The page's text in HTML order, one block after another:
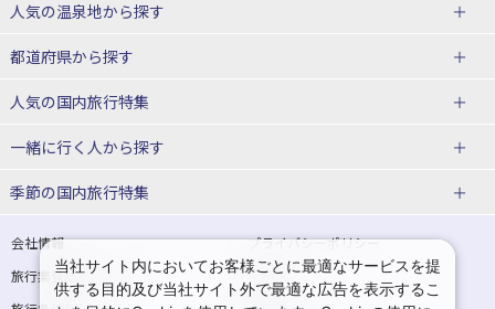
東北
青森県
宮城県
山形県
関東
埼玉県 千葉県
北海道ホテル・旅館
青森県ホテル・旅館
宮城県ホテル・旅館
山形県ホテル・旅館
東京都ホテル・旅館 神奈川県ホテル・旅館
人気の温泉地から探す
北海道
湯の川温泉(北海道)
十勝川温泉(北海道)
洞爺湖温泉(北海道)
層雲峡温泉(北海道) 知床温泉(北海道)
東北
都道府県から探す
北海道旅行・ツアー
東北
青森旅行・ツアー 岩手旅行・ツアー
宮城旅行・ツアー 秋田旅行・ツアー
人気の国内旅行特集
東京ディズニーリゾート®への旅
ユニバーサル・スタジオ・ジャパ
一緒に行く人から探す
一人旅 国内版
カップル・夫婦旅行 国内版 女子旅 国内版
卒業旅行・学生旅行 国内版
季節の国内旅行特集
桜・お花見特集
ゴールデンウィーク（GW）の国内
旅行
会社情報
プライバシーポリシー
旅行業登録票・約款
規約集
当社サイト内においてお客様ごとに最適なサービスを提
供する目的及び当社サイト外で最適な広告を表示するこ